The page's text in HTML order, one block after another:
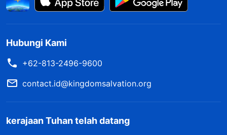
Hubungi Kami
+62-813-2496-9600
contact.id@kingdomsalvation.org
kerajaan Tuhan telah datang